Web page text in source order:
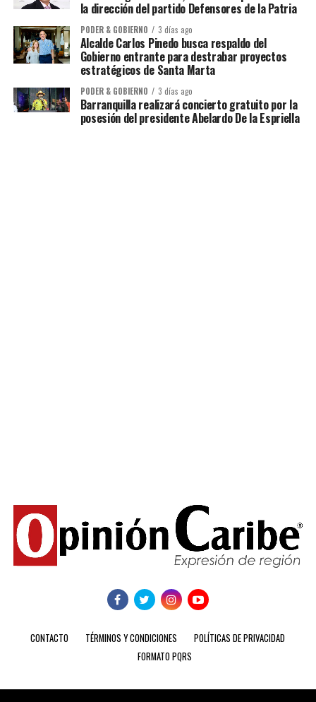
la dirección del partido Defensores de la Patria
PODER & GOBIERNO 3 días ago
Alcalde Carlos Pinedo busca respaldo del
Gobierno entrante para destrabar proyectos
estratégicos de Santa Marta
PODER & GOBIERNO 3 días ago
Barranquilla realizará concierto gratuito por la
posesión del presidente Abelardo De la Espriella
CONTACTO TÉRMINOS Y CONDICIONES
POLÍTICAS DE PRIVACIDAD
FORMATO PQRS